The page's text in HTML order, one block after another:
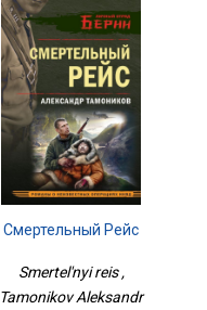
Смертельный Рейс
Smertel'nyi reis ,
Tamonikov Aleksandr